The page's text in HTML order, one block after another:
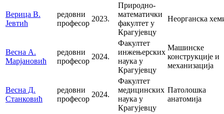
Верица В.
Јевтић
редовни
професор
2023.
Природно-
математички
факултет у
Крагујевцу
Неорганска
Весна А.
Марјановић
редовни
професор
2024.
Факултет
инжењерских
наука у
Крагујевцу
Машинске
конструкције и
механизација
Весна Д.
Станковић
редовни
професор
2024.
Факултет
медицинских
наука у
Крагујевцу
Патолошка
анатомија